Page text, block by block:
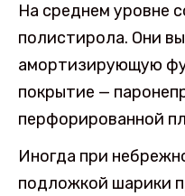
На среднем уровне
полистирола. Они
амортизирующую
покрытие —
перфорированной
Иногда при
подложкой шарики